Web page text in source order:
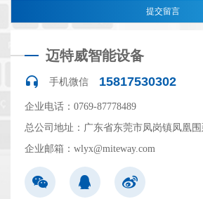
迈特威智能设备
手机微信 15817530302
企业电话：0769-87778489
总公司地址：广东省东莞市凤岗镇凤凰
企业邮箱：wlyx@miteway.com